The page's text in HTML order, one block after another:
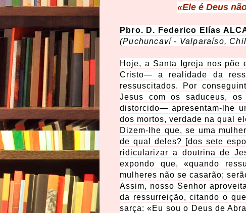
«Ele é Deus
Pbro. D. Federico Elías
(Puchuncaví - Valparaíso,
Hoje, a Santa Igreja nos põe
Cristo— a realidade da
ressuscitados. Por
Jesus com os saduceus,
distorcido— apresentam-lhe
dos mortos, verdade na qual
Dizem-lhe que, se uma
de qual deles? [dos sete
ridicularizar a doutrina de
expondo que, «quando
mulheres não se casarão;
Assim, nosso Senhor
da ressurreição, citando o
sarça: «Eu sou o Deus de